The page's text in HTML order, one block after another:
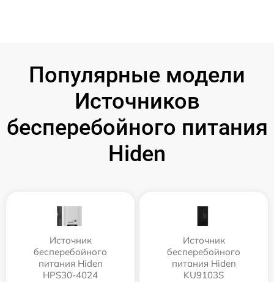
Популярные модели
Источников
бесперебойного питания
Hiden
Источник
бесперебойного
питания Hiden
HPS30-4024
Источник
бесперебойного
питания Hiden
KU9103S